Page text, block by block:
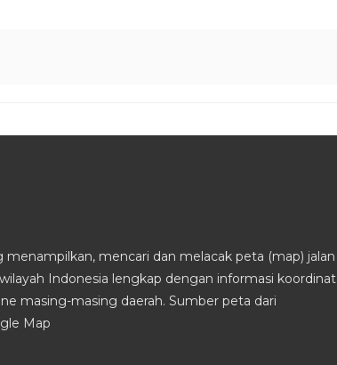
menampilkan, mencari dan melacak peta (map) jalan
Indonesia lengkap dengan informasi koordinat
masing-masing daerah. Sumber peta dari
Map